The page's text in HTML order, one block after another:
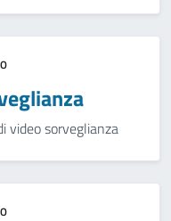
video sorveglianza